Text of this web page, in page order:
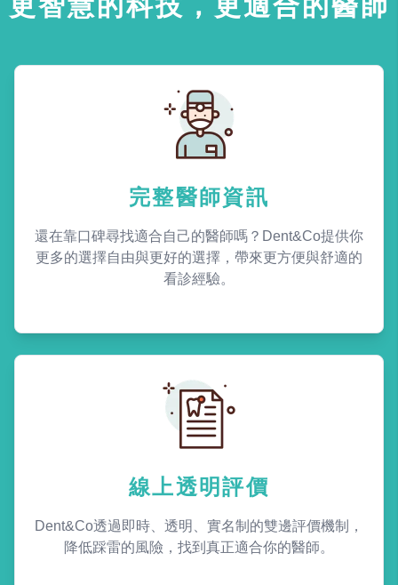
完整醫師資訊
還在靠口碑尋找適合自己的醫師嗎？Dent&Co提供你
更多的選擇自由與更好的選擇，帶來更方便與舒適的
看診經驗。
線上透明評價
Dent&Co透過即時、透明、實名制的雙邊評價機制，
降低踩雷的風險，找到真正適合你的醫師。